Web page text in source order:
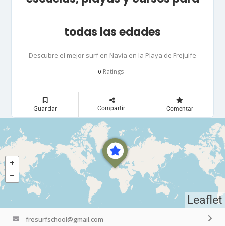
todas las edades
Descubre el mejor surf en Navia en la Playa de Frejulfe
0 Ratings
Guardar Compartir Comentar
Leaflet
fresurfschool@gmail.com